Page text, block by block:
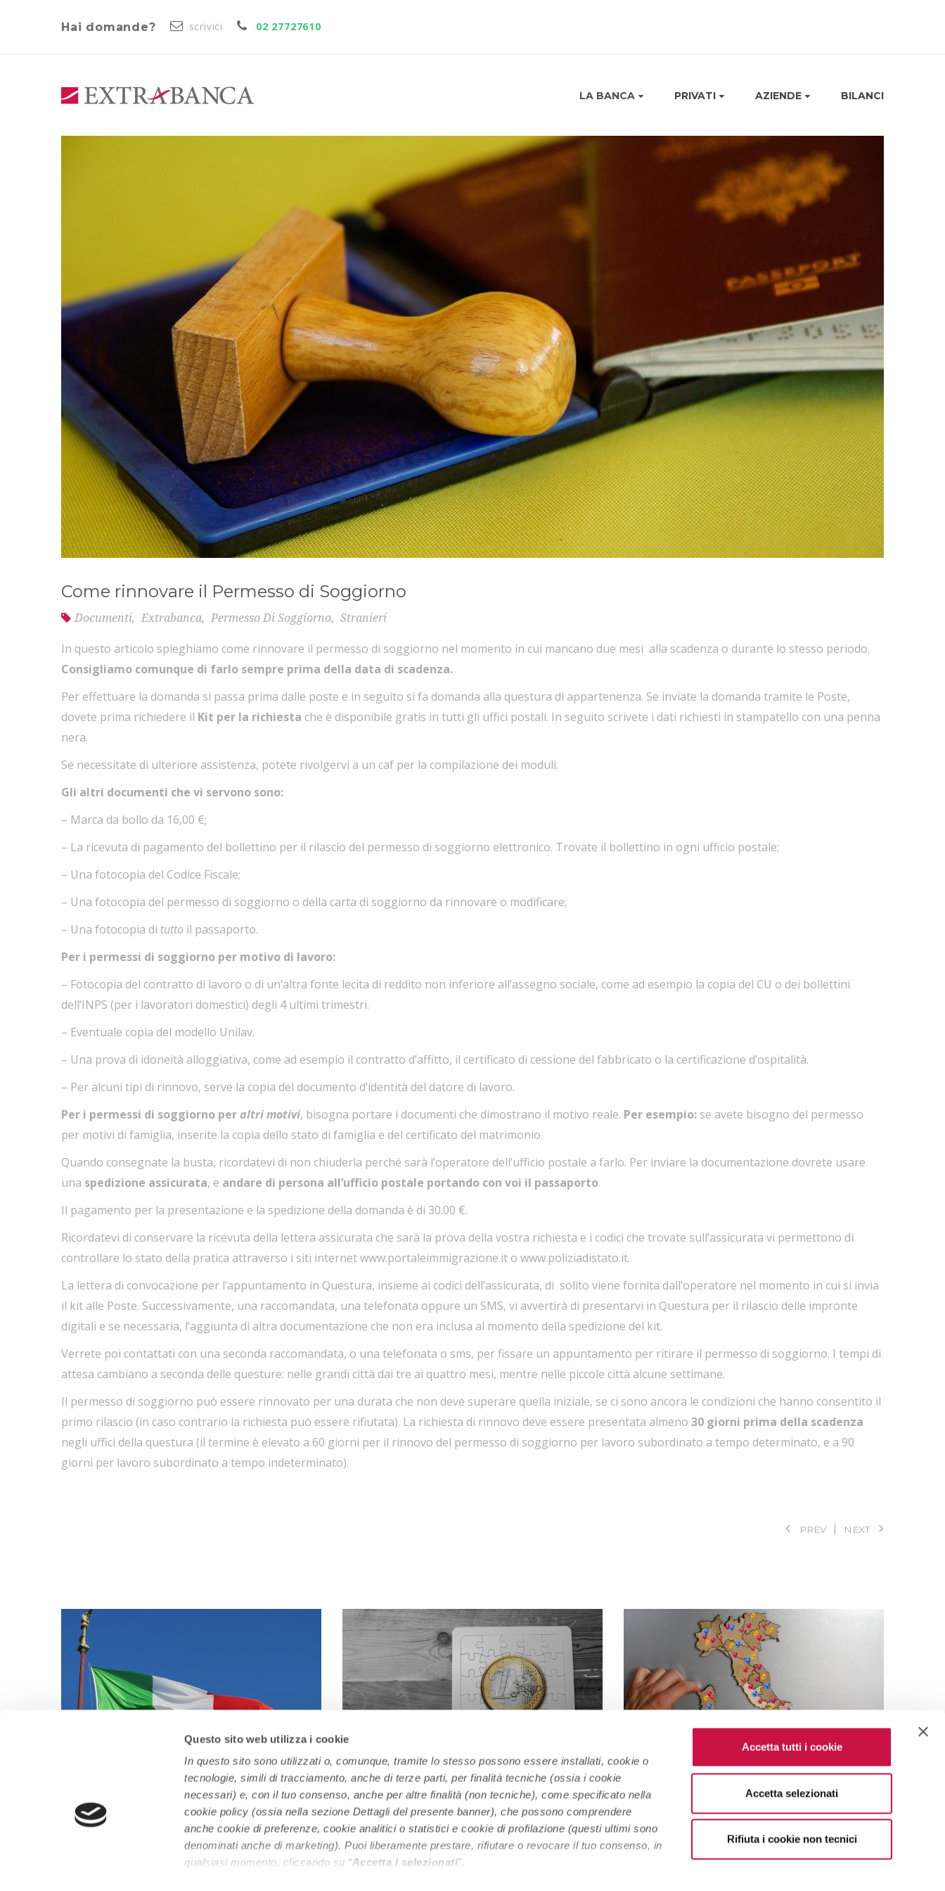
Questo sito web utilizza i cookie
In questo sito sono utilizzati o, comunque, tramite lo stesso possono essere installati, cookie o
tecnologie, simili di tracciamento, anche di terze parti, per finalità tecniche (ossia i cookie
necessari) e, con il tuo consenso, anche per altre finalità (non tecniche), come specificato nella
cookie policy (ossia nella sezione Dettagli del presente banner), che possono comprendere
anche cookie di preferenze, cookie analitici o statistici e cookie di profilazione (questi ultimi sono
denominati anche di marketing). Puoi liberamente prestare, rifiutare o revocare il tuo consenso, in
qualsiasi momento, cliccando su “Accetta i selezionati”.
Accetta tutti i cookie
Accetta selezionati
Rifiuta i cookie non tecnici
Hai domande? scrivici 02 27727610
LA BANCA PRIVATI AZIENDE BILANCI
Come rinnovare il Permesso di Soggiorno
Documenti, Extrabanca, Permesso Di Soggiorno, Stranieri
In questo articolo spieghiamo come rinnovare il permesso di soggiorno nel momento in cui mancano due mesi alla scadenza o durante lo stesso periodo.
Consigliamo comunque di farlo sempre prima della data di scadenza.
Per effettuare la domanda si passa prima dalle poste e in seguito si fa domanda alla questura di appartenenza. Se inviate la domanda tramite le Poste,
dovete prima richiedere il Kit per la richiesta che è disponibile gratis in tutti gli uffici postali. In seguito scrivete i dati richiesti in stampatello con una penna
nera.
Se necessitate di ulteriore assistenza, potete rivolgervi a un caf per la compilazione dei moduli.
Gli altri documenti che vi servono sono:
– Marca da bollo da 16,00 €;
– La ricevuta di pagamento del bollettino per il rilascio del permesso di soggiorno elettronico. Trovate il bollettino in ogni ufficio postale;
– Una fotocopia del Codice Fiscale;
– Una fotocopia del permesso di soggiorno o della carta di soggiorno da rinnovare o modificare;
– Una fotocopia di tutto il passaporto.
Per i permessi di soggiorno per motivo di lavoro:
– Fotocopia del contratto di lavoro o di un’altra fonte lecita di reddito non inferiore all’assegno sociale, come ad esempio la copia del CU o dei bollettini
dell’INPS (per i lavoratori domestici) degli 4 ultimi trimestri.
– Eventuale copia del modello Unilav.
– Una prova di idoneità alloggiativa, come ad esempio il contratto d’affitto, il certificato di cessione del fabbricato o la certificazione d’ospitalità.
– Per alcuni tipi di rinnovo, serve la copia del documento d’identità del datore di lavoro.
Per i permessi di soggiorno per altri motivi, bisogna portare i documenti che dimostrano il motivo reale. Per esempio: se avete bisogno del permesso
per motivi di famiglia, inserite la copia dello stato di famiglia e del certificato del matrimonio.
Quando consegnate la busta, ricordatevi di non chiuderla perché sarà l’operatore dell’ufficio postale a farlo. Per inviare la documentazione dovrete usare
una spedizione assicurata, e andare di persona all’ufficio postale portando con voi il passaporto.
Il pagamento per la presentazione e la spedizione della domanda è di 30.00 €.
Ricordatevi di conservare la ricevuta della lettera assicurata che sarà la prova della vostra richiesta e i codici che trovate sull’assicurata vi permettono di
controllare lo stato della pratica attraverso i siti internetwww.portaleimmigrazione.it o www.poliziadistato.it.
La lettera di convocazione per l’appuntamento in Questura, insieme ai codici dell’assicurata, di solito viene fornita dall’operatore nel momento in cui si invia
il kit alle Poste. Successivamente, una raccomandata, una telefonata oppure un SMS, vi avvertirà di presentarvi in Questura per il rilascio delle impronte
digitali e se necessaria, l’aggiunta di altra documentazione che non era inclusa al momento della spedizione del kit.
Verrete poi contattati con una seconda raccomandata, o una telefonata o sms, per fissare un appuntamento per ritirare il permesso di soggiorno. I tempi di
attesa cambiano a seconda delle questure: nelle grandi città dai tre ai quattro mesi, mentre nelle piccole città alcune settimane.
Il permesso di soggiorno può essere rinnovato per una durata che non deve superare quella iniziale, se ci sono ancora le condizioni che hanno consentito il
primo rilascio (in caso contrario la richiesta può essere rifiutata). La richiesta di rinnovo deve essere presentata almeno 30 giorni prima della scadenza
negli uffici della questura (il termine è elevato a 60 giorni per il rinnovo del permesso di soggiorno per lavoro subordinato a tempo determinato, e a 90
giorni per lavoro subordinato a tempo indeterminato).
PREV NEXT
Come richiedere la cittadinanza italiana
Aiuti economici agli stranieri: la guida
dell’Asgi, dal bonus bebè agli assegni
familiari
Invito Stranieri, Studio, Turismo o Lavoro,
valida in tutte le ambasciate nel mondo.